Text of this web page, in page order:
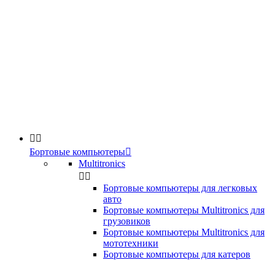
 
Бортовые компьютеры
Multitronics
 
Бортовые компьютеры для легковых
авто
Бортовые компьютеры Multitronics для
грузовиков
Бортовые компьютеры Multitronics для
мототехники
Бортовые компьютеры для катеров